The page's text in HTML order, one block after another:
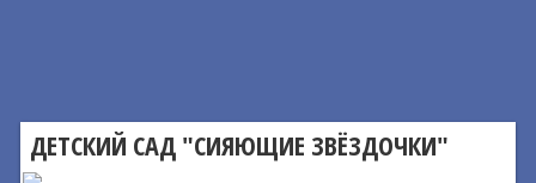
ДЕТСКИЙ САД "СИЯЮЩИЕ ЗВЁЗДОЧКИ"